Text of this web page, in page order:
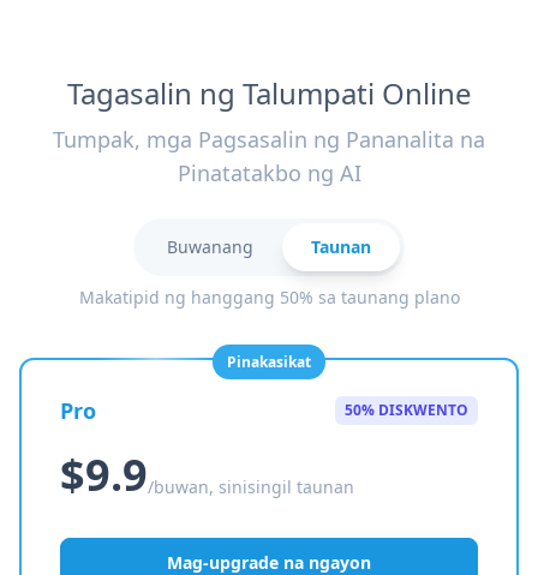
Tagasalin ng Talumpati Online
Tumpak, mga Pagsasalin ng Pananalita na
Pinatatakbo ng AI
Buwanang Taunan
Makatipid ng hanggang 50% sa taunang plano
Pinakasikat
Pro 50% DISKWENTO
$9.9/buwan, sinisingil taunan
Mag-upgrade na ngayon